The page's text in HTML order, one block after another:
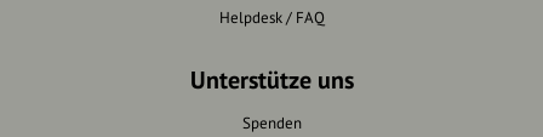
Helpdesk / FAQ
Unterstütze uns
Spenden